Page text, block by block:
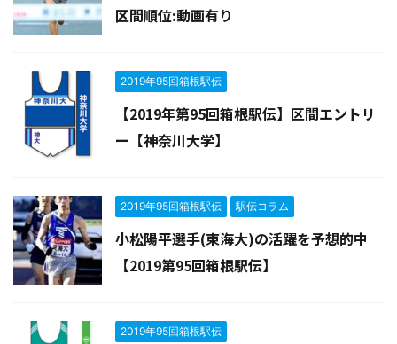
区間順位:動画有り
2019年95回箱根駅伝
【2019年第95回箱根駅伝】区間エントリ
ー【神奈川大学】
2019年95回箱根駅伝 駅伝コラム
小松陽平選手(東海大)の活躍を予想的中
【2019第95回箱根駅伝】
2019年95回箱根駅伝